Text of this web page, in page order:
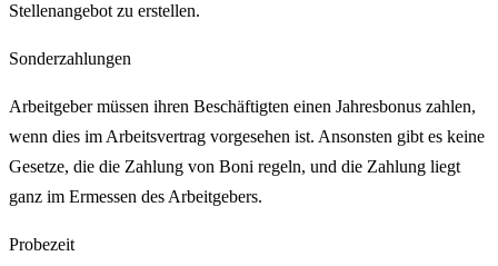
Stellenangebot zu erstellen.
Sonderzahlungen
Arbeitgeber müssen ihren Beschäftigten einen Jahresbonus zahlen,
wenn dies im Arbeitsvertrag vorgesehen ist. Ansonsten gibt es keine
Gesetze, die die Zahlung von Boni regeln, und die Zahlung liegt
ganz im Ermessen des Arbeitgebers.
Probezeit